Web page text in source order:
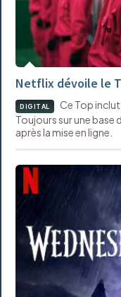
Netflix dévoile le
DIGITAL
Ce Top
Toujours sur une base
après la mise en ligne.